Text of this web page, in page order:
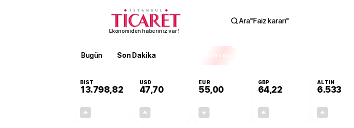
Ekonomiden haberiniz var!
Ara"Faiz kararı"
Bugün Son Dakika EKSTRA
BIST
13.798,82
USD
47,70
EUR
55,00
GBP
64,22
ALTIN
6.533